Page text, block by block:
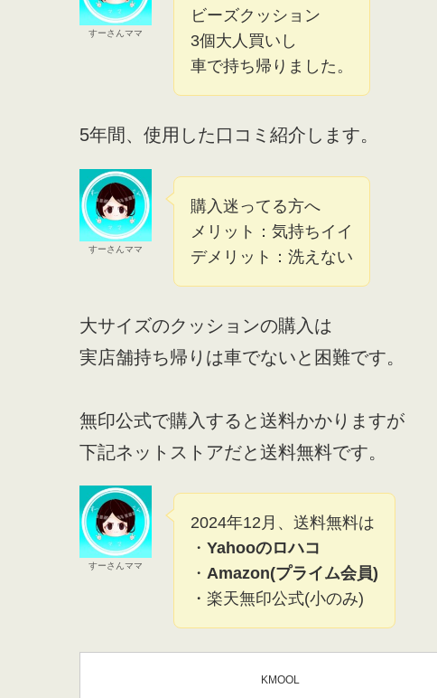
すーさんママ
ビーズクッション
3個大人買いし
車で持ち帰りました。
5年間、使用した口コミ紹介します。
すーさんママ
購入迷ってる方へ
メリット：気持ちイイ
デメリット：洗えない
大サイズのクッションの購入は
実店舗持ち帰りは車でないと困難です。
無印公式で購入すると送料かかりますが
下記ネットストアだと送料無料です。
すーさんママ
2024年12月、送料無料は
・ Yahooのロハコ
・ Amazon(プライム会員)
・楽天無印公式(小のみ)
KMOOL